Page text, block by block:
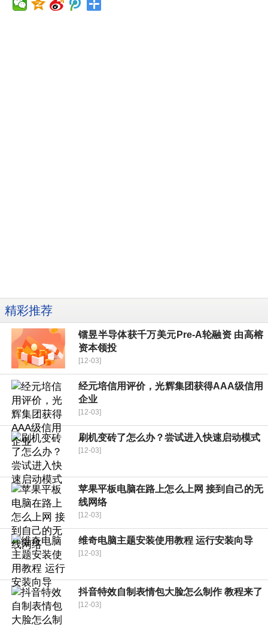
精彩推荐
镭昱半导体获千万美元Pre-A轮融资 由高榕
资本领投
[12-03]
经元培信用评价，光辉集团获得AAA级信用
企业
[12-03]
刷机变砖了怎么办？尝试进入快速启动模式
[12-03]
苹果平板电脑在路上怎么上网 接到自己的无
线网络
[12-03]
维奇电脑主题安装使用教程 运行安装向导
[12-03]
抖音特效自制表情包大脸怎么制作 教程来了
[12-03]